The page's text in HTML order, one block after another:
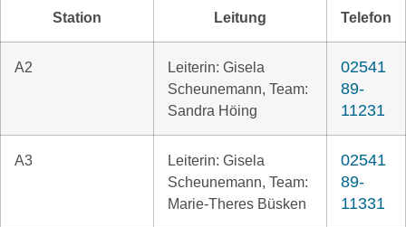
Station Leitung Telefon
A2
Leiterin: Gisela
Scheunemann, Team:
Sandra Höing
02541
89-
11231
A3
Leiterin: Gisela
Scheunemann, Team:
Marie-Theres Büsken
02541
89-
11331